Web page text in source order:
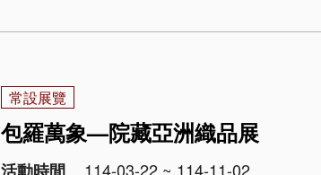
常設展覽
包羅萬象—院藏亞洲織品展
活動時間
114-03-22 ~ 114-11-02